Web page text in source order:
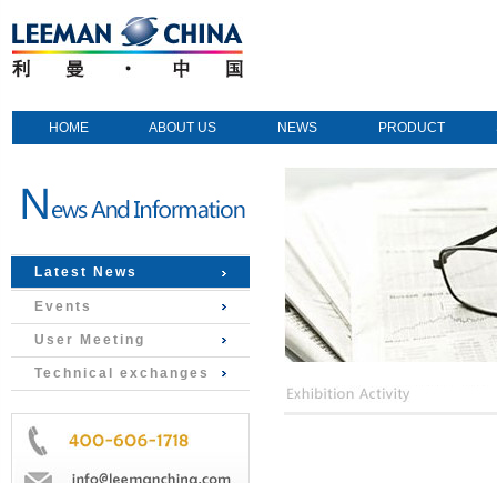
HOME ABOUT US NEWS PRODUCT
Latest News
Events
User Meeting
Technical exchanges